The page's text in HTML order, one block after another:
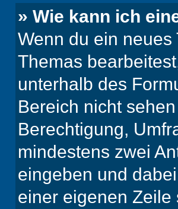
» Wie kann ich
Wenn du ein
Themas
unterhalb des
Bereich nicht
Berechtigung,
mindestens zwei
eingeben und
einer eigenen Zeile